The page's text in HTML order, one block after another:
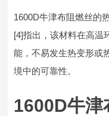
1600D牛津布阻燃丝的
[4]指出，该材料在高温
能，不易发生热变形或
境中的可靠性。
1600D牛津